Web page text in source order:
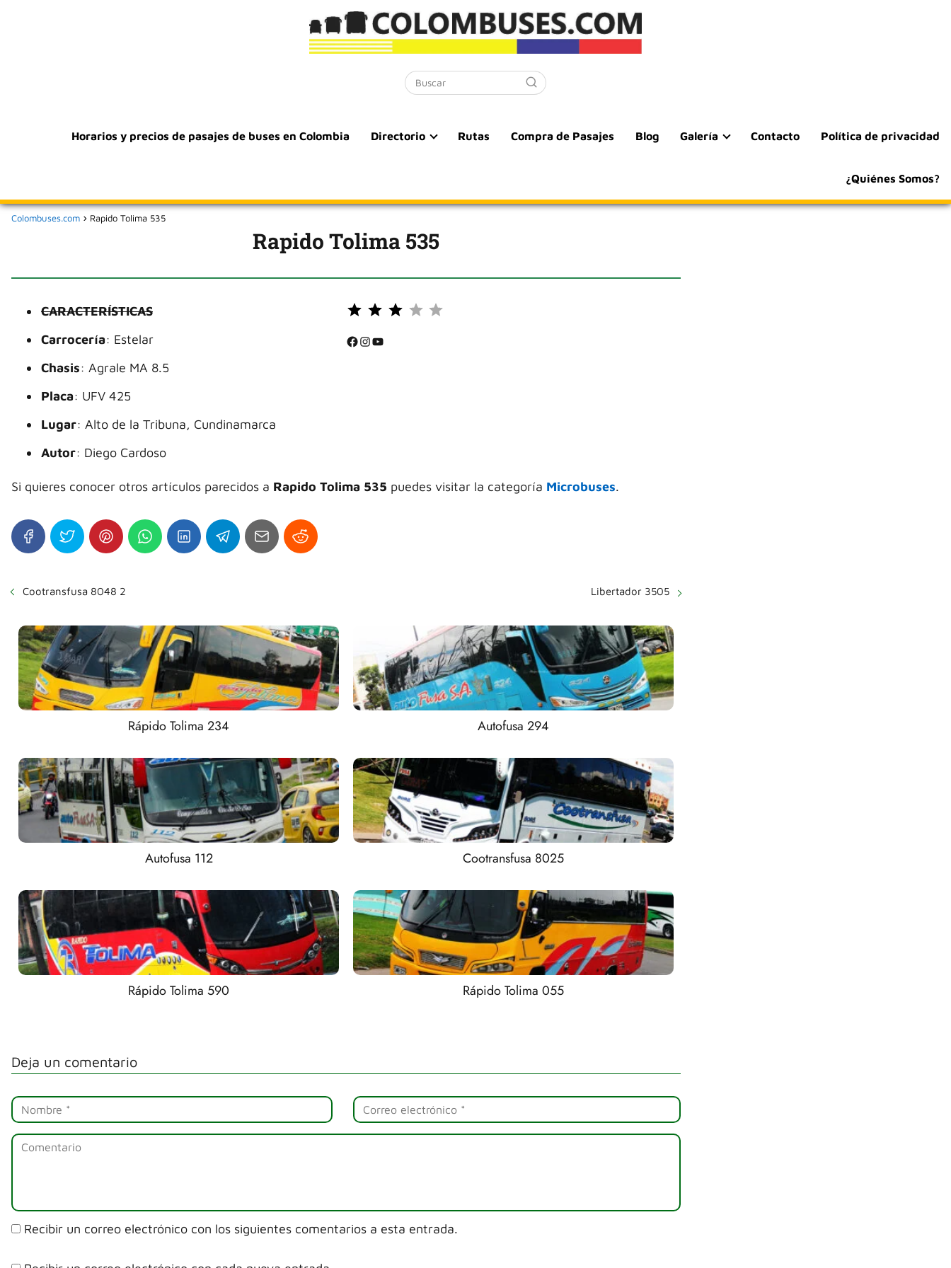
Horarios y precios de pasajes de buses en Colombia Directorio Rutas Compra de Pasajes Blog Galería Contacto Política de privacidad
¿Quiénes Somos?
Colombuses.com Rapido Tolima 535
Rapido Tolima 535
CARACTERÍSTICAS
Carrocería: Estelar
Chasis: Agrale MA 8.5
Placa: UFV 425
Lugar: Alto de la Tribuna, Cundinamarca
Autor: Diego Cardoso
⭐
⭐
Facebook InstagramYouTube
Si quieres conocer otros artículos parecidos a Rapido Tolima 535 puedes visitar la categoría Microbuses.
Cootransfusa 8048 2 Libertador 3505
Rápido Tolima 234 Autofusa 294
Autofusa 112 Cootransfusa 8025
Rápido Tolima 590 Rápido Tolima 055
Deja un comentario
Recibir un correo electrónico con los siguientes comentarios a esta entrada.